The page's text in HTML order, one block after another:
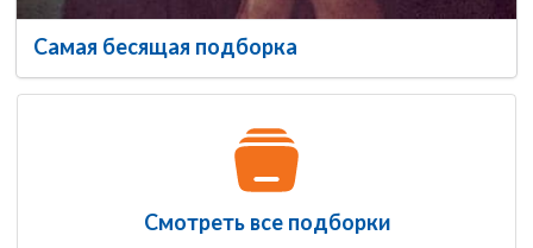
Самая бесящая подборка
Смотреть все подборки